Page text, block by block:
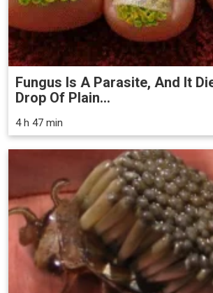
Fungus Is A Parasite, And It
Drop Of Plain...
4 h 47 min